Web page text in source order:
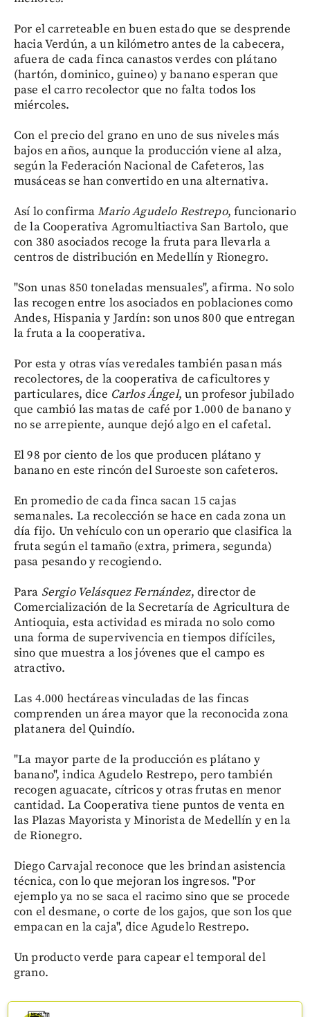
Por el carreteable en buen estado que se desprende
hacia Verdún, a un kilómetro antes de la cabecera,
afuera de cada finca canastos verdes con plátano
(hartón, dominico, guineo) y banano esperan que
pase el carro recolector que no falta todos los
miércoles.
Con el precio del grano en uno de sus niveles más
bajos en años, aunque la producción viene al alza,
según la Federación Nacional de Cafeteros, las
musáceas se han convertido en una alternativa.
Así lo confirmaMario Agudelo Restrepo, funcionario
de la Cooperativa Agromultiactiva San Bartolo, que
con 380 asociados recoge la fruta para llevarla a
centros de distribución en Medellín y Rionegro.
"Son unas 850 toneladas mensuales", afirma. No solo
las recogen entre los asociados en poblaciones como
Andes, Hispania y Jardín: son unos 800 que entregan
la fruta a la cooperativa.
Por esta y otras vías veredales también pasan más
recolectores, de la cooperativa de caficultores y
particulares, dice Carlos Ángel, un profesor jubilado
que cambió las matas de café por 1.000 de banano y
no se arrepiente, aunque dejó algo en el cafetal.
El 98 por ciento de los que producen plátano y
banano en este rincón del Suroeste son cafeteros.
En promedio de cada finca sacan 15 cajas
semanales. La recolección se hace en cada zona un
día fijo. Un vehículo con un operario que clasifica la
fruta según el tamaño (extra, primera, segunda)
pasa pesando y recogiendo.
Para Sergio Velásquez Fernández, director de
Comercialización de la Secretaría de Agricultura de
Antioquia, esta actividad es mirada no solo como
una forma de supervivencia en tiempos difíciles,
sino que muestra a los jóvenes que el campo es
atractivo.
Las 4.000 hectáreas vinculadas de las fincas
comprenden un área mayor que la reconocida zona
platanera del Quindío.
"La mayor parte de la producción es plátano y
banano", indica Agudelo Restrepo, pero también
recogen aguacate, cítricos y otras frutas en menor
cantidad. La Cooperativa tiene puntos de venta en
las Plazas Mayorista y Minorista de Medellín y en la
de Rionegro.
Diego Carvajal reconoce que les brindan asistencia
técnica, con lo que mejoran los ingresos. "Por
ejemplo ya no se saca el racimo sino que se procede
con el desmane, o corte de los gajos, que son los que
empacan en la caja", dice Agudelo Restrepo.
Un producto verde para capear el temporal del
grano.